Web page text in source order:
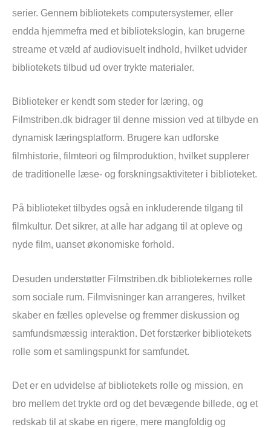
serier. Gennem bibliotekets computersystemer, eller
endda hjemmefra med et bibliotekslogin, kan brugerne
streame et væld af audiovisuelt indhold, hvilket udvider
bibliotekets tilbud ud over trykte materialer.
Biblioteker er kendt som steder for læring, og
Filmstriben.dk bidrager til denne mission ved at tilbyde en
dynamisk læringsplatform. Brugere kan udforske
filmhistorie, filmteori og filmproduktion, hvilket supplerer
de traditionelle læse- og forskningsaktiviteter i biblioteket.
På biblioteket tilbydes også en inkluderende tilgang til
filmkultur. Det sikrer, at alle har adgang til at opleve og
nyde film, uanset økonomiske forhold.
Desuden understøtter Filmstriben.dk bibliotekernes rolle
som sociale rum. Filmvisninger kan arrangeres, hvilket
skaber en fælles oplevelse og fremmer diskussion og
samfundsmæssig interaktion. Det forstærker bibliotekets
rolle som et samlingspunkt for samfundet.
Det er en udvidelse af bibliotekets rolle og mission, en
bro mellem det trykte ord og det bevægende billede, og et
redskab til at skabe en rigere, mere mangfoldig og